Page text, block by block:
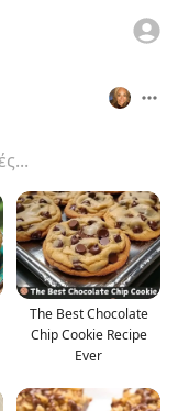
The Best Chocolate
Chip Cookie Recipe
Ever